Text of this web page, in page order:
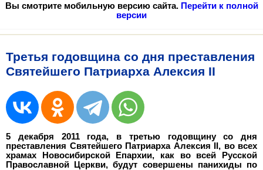
Вы смотрите мобильную версию сайта. Перейти к полной
версии
Третья годовщина со дня преставления
Святейшего Патриарха Алексия II
5 декабря 2011 года, в третью годовщину со дня
преставления Святейшего Патриарха Алексия II, во всех
храмах Новосибирской Епархии, как во всей Русской
Православной Церкви, будут совершены панихиды по